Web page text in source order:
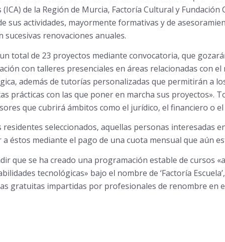
de la Región de Murcia, Factoría Cultural y Fundación
sus actividades, mayormente formativas y de
sucesivas renovaciones anuales.
total de 23 proyectos mediante convocatoria, que
con talleres presenciales en áreas relacionadas con
además de tutorías personalizadas que permitirán a
prácticas con las que poner en marcha sus proyectos».
que cubrirá ámbitos como el jurídico, el financiero o
seleccionados, aquellas personas interesadas
a éstos mediante el pago de una cuota mensual que aún
que se ha creado una programación estable de cursos
tecnológicas» bajo el nombre de ‘Factoría
gratuitas impartidas por profesionales de renombre en